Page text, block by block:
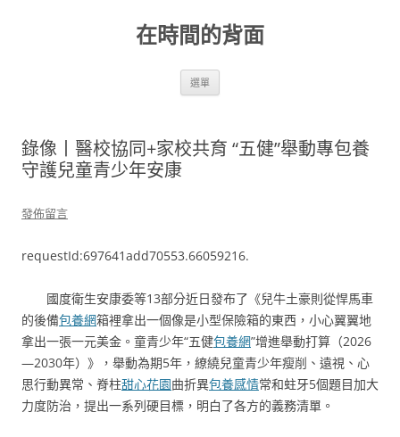
在時間的背面
選單
錄像丨醫校協同+家校共育 “五健”舉動專包養
守護兒童青少年安康
發佈留言
requestId:697641add70553.66059216.
國度衛生安康委等13部分近日發布了《兒牛土豪則從悍馬車
的後備包養網箱裡拿出一個像是小型保險箱的東西，小心翼翼地
拿出一張一元美金。童青少年“五健包養網”增進舉動打算（2026
—2030年）》，舉動為期5年，繚繞兒童青少年瘦削、遠視、心
思行動異常、脊柱甜心花園曲折異包養感情常和蛀牙5個題目加大
力度防治，提出一系列硬目標，明白了各方的義務清單。